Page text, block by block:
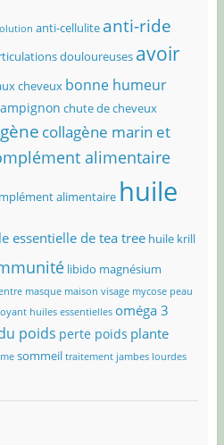
anti-cellulite anti-ride
douloureuses avoir
cheveux bonne humeur
chute de cheveux
collagène marin et
alimentaire
alimentaire huile
essentielle de tea tree huile krill
libido magnésium
masque maison visage mycose peau
huiles essentielles oméga 3
poids perte poids plante
sommeil traitement jambes lourdes